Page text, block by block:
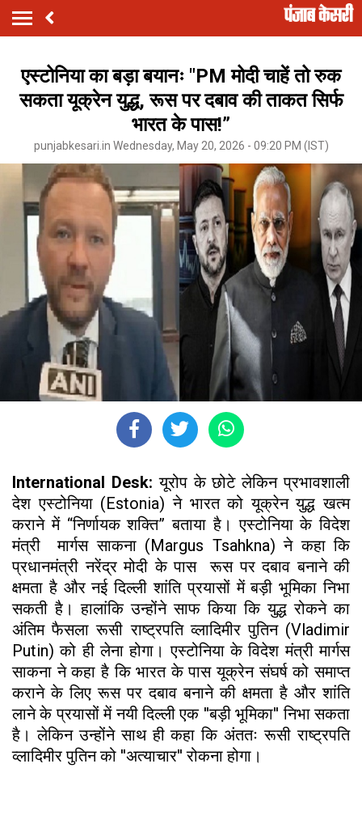
एस्टोनिया का बड़ा बयानः "PM मोदी चाहें तो रुक
सकता यूक्रेन युद्ध, रूस पर दबाव की ताकत सिर्फ
भारत के पास!”
punjabkesari.in Wednesday, May 20, 2026 - 09:20 PM (IST)
International Desk:यूरोप के छोटे लेकिन प्रभावशाली
देश एस्टोनिया (Estonia) ने भारत को यूक्रेन युद्ध खत्म
कराने में “निर्णायक शक्ति” बताया है। एस्टोनिया के विदेश
मंत्री मार्गस साकना (Margus Tsahkna) ने कहा कि
प्रधानमंत्री नरेंद्र मोदी के पास रूस पर दबाव बनाने की
क्षमता है और नई दिल्ली शांति प्रयासों में बड़ी भूमिका निभा
सकती है। हालांकि उन्होंने साफ किया कि युद्ध रोकने का
अंतिम फैसला रूसी राष्ट्रपति व्लादिमीर पुतिन (Vladimir
Putin) को ही लेना होगा। एस्टोनिया के विदेश मंत्री मार्गस
साकना ने कहा है कि भारत के पास यूक्रेन संघर्ष को समाप्त
कराने के लिए रूस पर दबाव बनाने की क्षमता है और शांति
लाने के प्रयासों में नयी दिल्ली एक ''बड़ी भूमिका'' निभा सकता
है। लेकिन उन्होंने साथ ही कहा कि अंततः रूसी राष्ट्रपति
व्लादिमीर पुतिन को ''अत्याचार'' रोकना होगा।